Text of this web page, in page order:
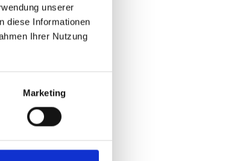
unserer
diese Informationen
Ihrer Nutzung
Marketing